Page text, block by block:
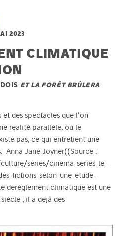
2023
CLIMATIQUE
ET LA FORÊT BRÛLERA
et des spectacles que l'on
réalité parallèle, où le
pas, ce qui entretient une
Anna Jane Joyner((Source :
series/cinema-series-le-
fictions-selon-une-etude-
dérèglement climatique est une
; il a déjà des